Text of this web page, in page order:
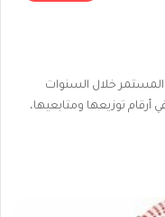
المستمر خلال السنوات
أرقام توزيعها ومتابعيها،